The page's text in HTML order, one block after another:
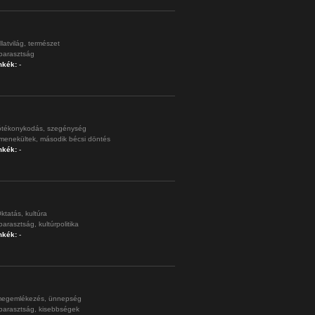
természet
-
szegénység
második bécsi döntés
-
kultúra
kultúrpolitika
-
ünnepség
kisebbségek